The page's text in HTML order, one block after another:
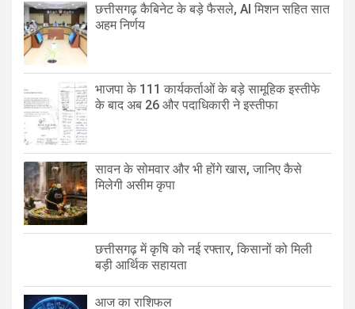
छत्तीसगढ़ कैबिनेट के बड़े फैसले, AI मिशन सहित सात
अहम निर्णय
भाजपा के 111 कार्यकर्ताओं के बड़े सामूहिक इस्तीफे
के बाद अब 26 और पदाधिकारी ने इस्तीफा
सावन के सोमवार और भी होंगे खास, जानिए कैसे
मिलेगी असीम कृपा
छत्तीसगढ़ में कृषि को नई रफ्तार, किसानों को मिली
बड़ी आर्थिक सहायता
आज का राशिफल